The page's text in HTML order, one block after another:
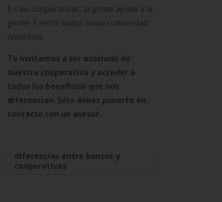
En las cooperativas, la gente ayuda a la
gente. Y entre todos como comunidad,
crecemos.
Te invitamos a ser asociado de
nuestra cooperativa y acceder a
todos los beneficios que nos
diferencian. Sólo debes ponerte en
contacto con un asesor.
diferencias entre bancos y
cooperativas